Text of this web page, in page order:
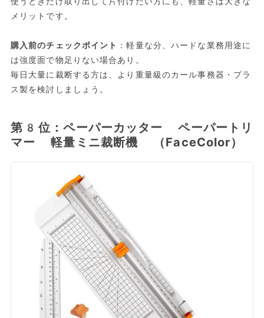
メリットです。
購入前のチェックポイント
：軽量な分、ハードな業務用途に
は強度面で物足りない場合あり。
毎日大量に裁断する方は、より重量級のカール事務器・プラ
ス製を検討しましょう。
第8位：ペーパーカッター ペーパートリ
マー 軽量ミニ裁断機 （FaceColor）